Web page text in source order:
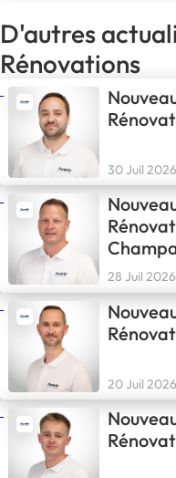
D'autres
Rénovations
30 Juil 2026
28 Juil 2026
20 Juil 2026